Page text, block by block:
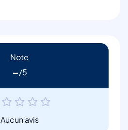
Note
-
Aucun avis